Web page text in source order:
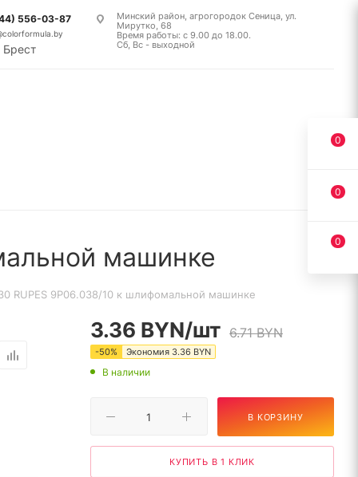
556-03-87
Брест
Минский район, агрогородок Сеница, ул.
Мирутко, 68
Время работы: с 9.00 до 18.00.
Сб, Вс - выходной
машинке
RUPES 9P06.038/10 к шлифомальной машинке
3.36 BYN/шт 6.71BYN
-50% Экономия 3.36 BYN
В наличии
В КОРЗИНУ
КУПИТЬ В 1 КЛИК
0
0
0